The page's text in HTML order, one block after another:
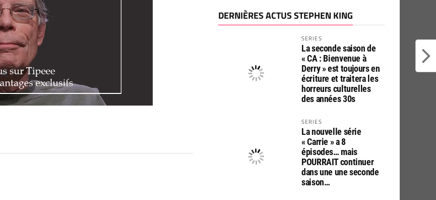
DERNIÈRES ACTUS STEPHEN KING
SERIES
La seconde saison de
« CA : Bienvenue à
Derry » est toujours en
écriture et traitera les
horreurs culturelles
des années 30s
SERIES
La nouvelle série
« Carrie » a 8
épisodes… mais
POURRAIT continuer
dans une une seconde
saison…